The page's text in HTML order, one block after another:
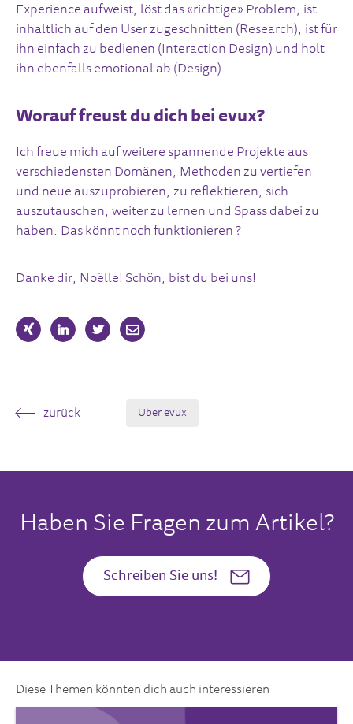
Experience aufweist, löst das «richtige» Problem, ist
inhaltlich auf den User zugeschnitten (Research), ist für
ihn einfach zu bedienen (Interaction Design) und holt
ihn ebenfalls emotional ab (Design).
Worauf freust du dich bei evux?
Ich freue mich auf weitere spannende Projekte aus
verschiedensten Domänen, Methoden zu vertiefen
und neue auszuprobieren, zu reflektieren, sich
auszutauschen, weiter zu lernen und Spass dabei zu
haben. Das könnt noch funktionieren ?
Danke dir, Noëlle! Schön, bist du bei uns!
zurück Über evux
Haben Sie Fragen zum Artikel?
Schreiben Sie uns!
Diese Themen könnten dich auch interessieren